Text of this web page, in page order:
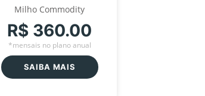
Milho Commodity
R$ 360.00
*mensais no plano anual
SAIBA MAIS